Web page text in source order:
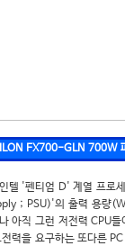
FX700-GLN 700W
텔 '펜티엄 D' 계열 프로
; PSU)'의 출력 용량
아직 그런 저전력 CPU
력을 요구하는 또다른